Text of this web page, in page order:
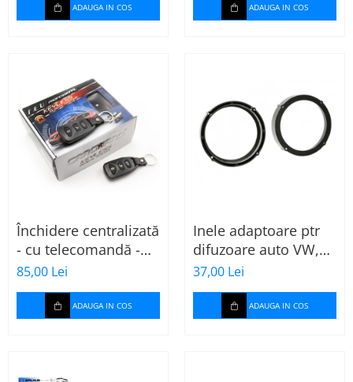
ADAUGA IN COS ADAUGA IN COS
Închidere centralizată
- cu telecomandă -
CARGUARD
85,00 Lei
ADAUGA IN COS
Inele adaptoare ptr
difuzoare auto VW,
Seat, Skoda
37,00 Lei
ADAUGA IN COS